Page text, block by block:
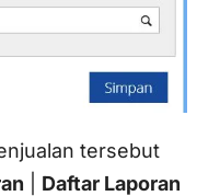
tersebut
Daftar Laporan